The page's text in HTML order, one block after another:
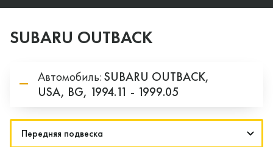
SUBARU OUTBACK
Автомобиль:SUBARU OUTBACK,
USA, BG, 1994.11 - 1999.05